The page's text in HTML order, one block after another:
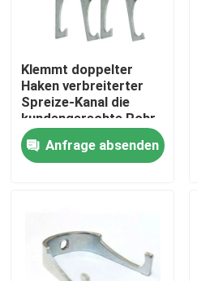
Fabrik Tour
Qualitätskontrolle
Referenzen
Spreize-Rohr-Klammer
Klemmt doppelter
Haken verbreiterter
Spreize-Kanal die
kundengerechte Rohr-
Draht-Klammer fest
Anfrage absenden